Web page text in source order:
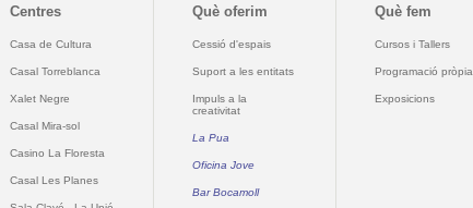
Centres
Casa de Cultura
Casal Torreblanca
Xalet Negre
Casal Mira-sol
Casino La Floresta
Casal Les Planes
Què oferim
Cessió d'espais
Suport a les entitats
Impuls a la
creativitat
La Pua
Oficina Jove
Bar Bocamoll
Què fem
Cursos i Tallers
Programació pròpia
Exposicions